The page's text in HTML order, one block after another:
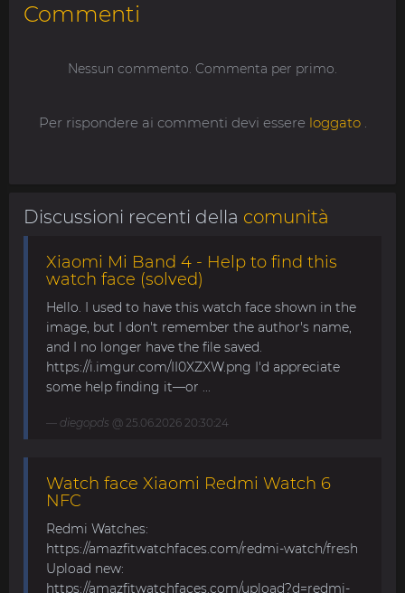
Commenti
Nessun commento. Commenta per primo.
Per rispondere ai commenti devi essere loggato.
Discussioni recenti della comunità
Xiaomi Mi Band 4 - Help to find this
watch face (solved)
Hello. I used to have this watch face shown in the
image, but I don't remember the author's name,
and I no longer have the file saved.
https://i.imgur.com/II0XZXW.png I'd appreciate
some help finding it—or ...
diegopds @ 25.06.2026 20:30:24
Watch face Xiaomi Redmi Watch 6
NFC
Redmi Watches:
https://amazfitwatchfaces.com/redmi-watch/fresh
Upload new:
https://amazfitwatchfaces.com/upload?d=redmi-